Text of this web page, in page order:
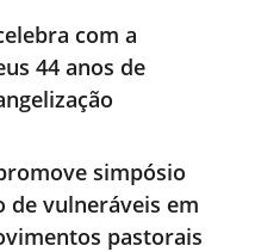
com a
44 anos de
simpósio
de vulneráveis em
pastorais